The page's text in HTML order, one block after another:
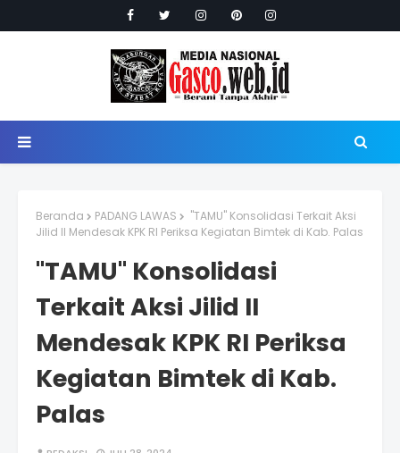
Beranda PADANG LAWAS
"TAMU" Konsolidasi Terkait Aksi
Jilid II Mendesak KPK RI Periksa Kegiatan Bimtek di Kab. Palas
"TAMU" Konsolidasi
Terkait Aksi Jilid II
Mendesak KPK RI Periksa
Kegiatan Bimtek di Kab.
Palas